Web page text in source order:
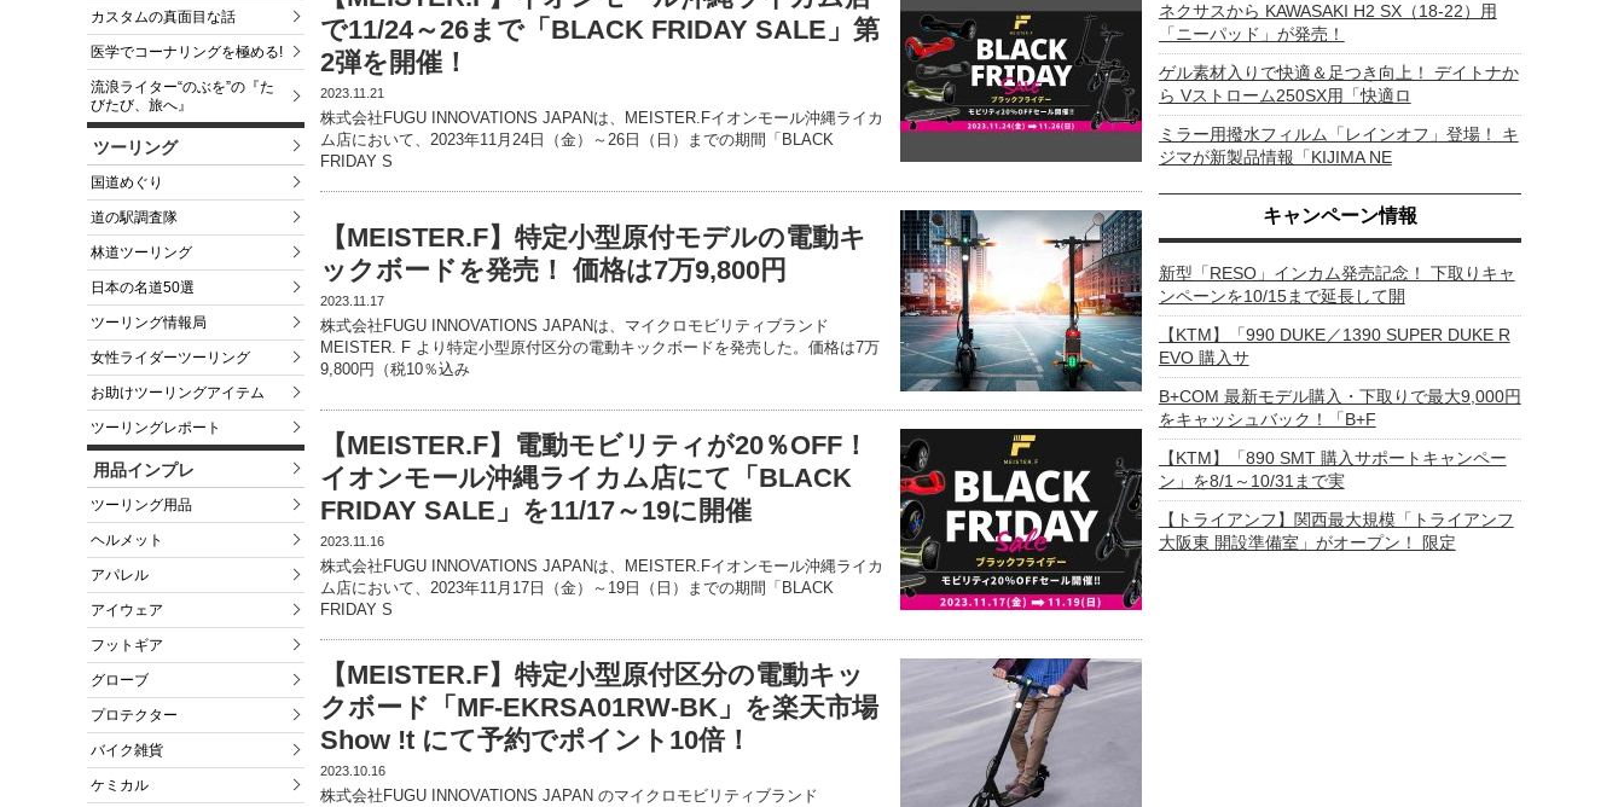
カスタムの真面目な話
医学でコーナリングを極める!
流浪ライター“のぶを”の『た
びたび、旅へ』
ツーリング
国道めぐり
道の駅調査隊
林道ツーリング
日本の名道50選
ツーリング情報局
女性ライダーツーリング
お助けツーリングアイテム
ツーリングレポート
用品インプレ
ツーリング用品
ヘルメット
アパレル
アイウェア
フットギア
グローブ
プロテクター
バイク雑貨
ケミカル
で11/24～26まで「BLACK FRIDAY SALE」第
2弾を開催！
2023.11.21
株式会社FUGU INNOVATIONS JAPANは、MEISTER.Fイオンモール沖縄ライカ
ム店において、2023年11月24日（金）～26日（日）までの期間「BLACK
FRIDAY S
【MEISTER.F】特定小型原付モデルの電動キ
ックボードを発売！ 価格は7万9,800円
2023.11.17
株式会社FUGU INNOVATIONS JAPANは、マイクロモビリティブランド
MEISTER. F より特定小型原付区分の電動キックボードを発売した。価格は7万
9,800円（税10％込み
【MEISTER.F】電動モビリティが20％OFF！
イオンモール沖縄ライカム店にて「BLACK
FRIDAY SALE」を11/17～19に開催
2023.11.16
株式会社FUGU INNOVATIONS JAPANは、MEISTER.Fイオンモール沖縄ライカ
ム店において、2023年11月17日（金）～19日（日）までの期間「BLACK
FRIDAY S
【MEISTER.F】特定小型原付区分の電動キッ
クボード「MF-EKRSA01RW-BK」を楽天市場
Show !t にて予約でポイント10倍！
2023.10.16
株式会社FUGU INNOVATIONS JAPAN のマイクロモビリティブランド
ネクサスから KAWASAKI H2 SX（18-22）用
「ニーパッド」が発売！
ゲル素材入りで快適＆足つき向上！ デイトナか
ら Vストローム250SX用「快適ロ
ミラー用撥水フィルム「レインオフ」登場！ キ
ジマが新製品情報「KIJIMA NE
キャンペーン情報
新型「RESO」インカム発売記念！ 下取りキャ
ンペーンを10/15まで延長して開
【KTM】「990 DUKE／1390 SUPER DUKE R
EVO 購入サ
B+COM 最新モデル購入・下取りで最大9,000円
をキャッシュバック！「B+F
【KTM】「890 SMT 購入サポートキャンペー
ン」を8/1～10/31まで実
【トライアンフ】関西最大規模「トライアンフ
大阪東 開設準備室」がオープン！ 限定